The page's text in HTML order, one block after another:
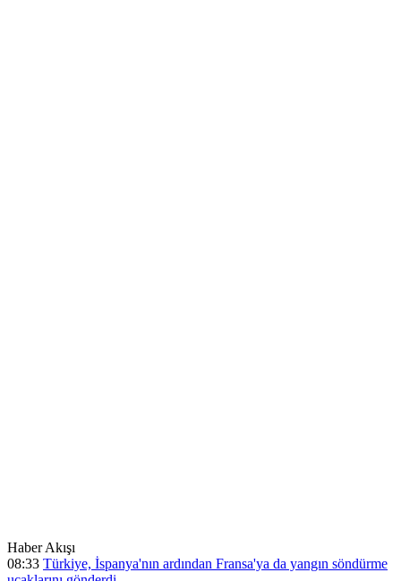
Haber Akışı
08:33 Türkiye, İspanya'nın ardından Fransa'ya da yangın söndürme